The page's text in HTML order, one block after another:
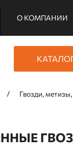
О КОМПАНИИ
Гвозди,